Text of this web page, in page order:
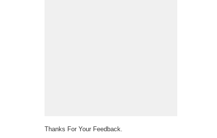
Thanks For Your Feedback.